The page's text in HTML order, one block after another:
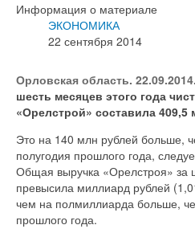
Информация о материале
ЭКОНОМИКА
22 сентября 2014
Орловская область.
шесть месяцев этого года
«Орелстрой» составила 409,5
Это на 140 млн рублей больше,
полугодия прошлого года,
Общая выручка «Орелстроя» за
превысила миллиард рублей
чем на полмиллиарда больше,
прошлого года.